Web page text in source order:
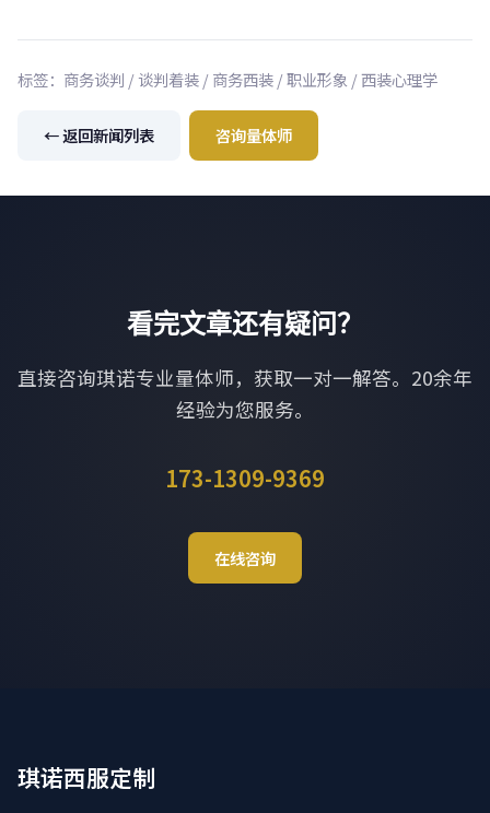
标签：商务谈判 / 谈判着装 / 商务西装 / 职业形象 / 西装心理学
← 返回新闻列表 咨询量体师
看完文章还有疑问？
直接咨询琪诺专业量体师，获取一对一解答。20余年
经验为您服务。
173-1309-9369
在线咨询
琪诺西服定制